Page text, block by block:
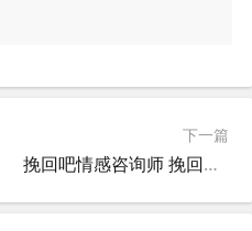
下一篇
挽回吧情感咨询师 挽回吧情感咨询师在线阅读